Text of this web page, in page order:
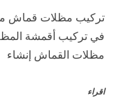
تركيب مظلات قماش
في تركيب أقمشة
مظلات القماش إنشاء
اقراء